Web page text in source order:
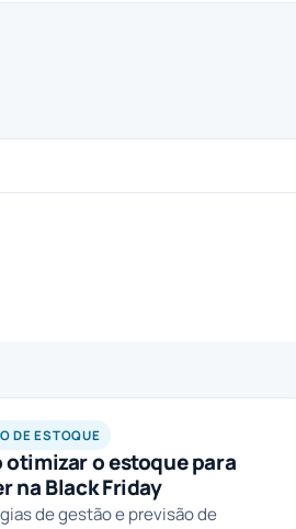
DE ESTOQUE
otimizar o estoque para
na Black Friday
de gestão e previsão de